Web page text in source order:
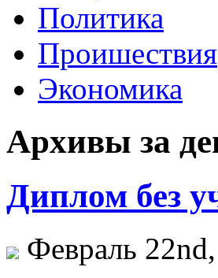
Политика
Проишествия
Экономика
Архивы за
Диплом без
Февраль